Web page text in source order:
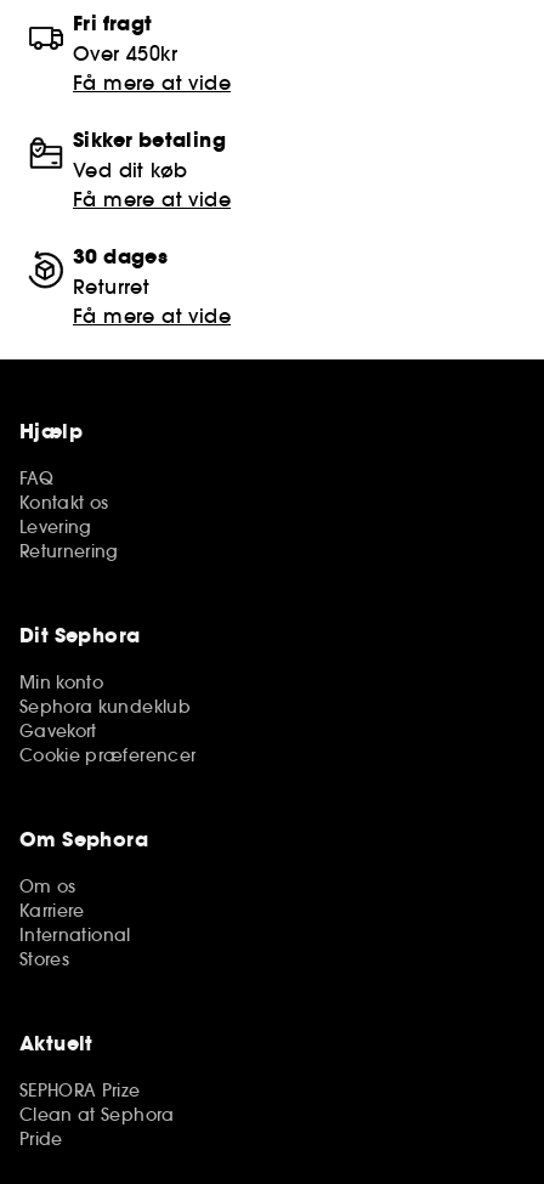
Fri fragt
Over 450kr
Få mere at vide
Sikker betaling
Ved dit køb
Få mere at vide
30 dages
Returret
Få mere at vide
Hjælp
FAQ
Kontakt os
Levering
Returnering
Dit Sephora
Min konto
Sephora kundeklub
Gavekort
Cookie præferencer
Om Sephora
Om os
Karriere
International
Stores
Aktuelt
SEPHORA Prize
Clean at Sephora
Pride